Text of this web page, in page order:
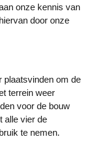
onze kennis van
door onze
terrein weer
voor de bouw
alle vier de
te nemen.